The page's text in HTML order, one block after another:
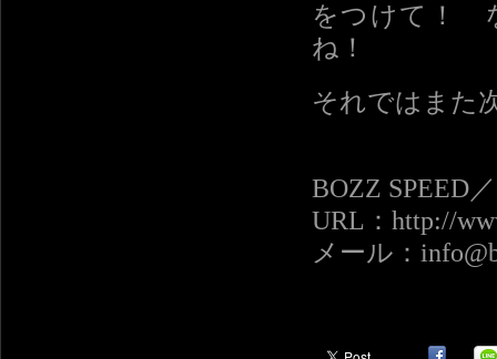
をつけて！
ね！
それではまた
BOZZ SPEED
URL：http://
メール：